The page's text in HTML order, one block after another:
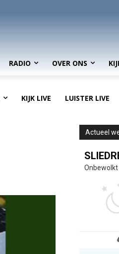
RADIO OVER ONS
KIJK LIVE LUISTER LIVE
Actueel
Onbewolkt